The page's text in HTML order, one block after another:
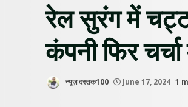
रेल सुरंग में
कंपनी फिर
न्यूज़ दस्तक100 June 17, 2024 1